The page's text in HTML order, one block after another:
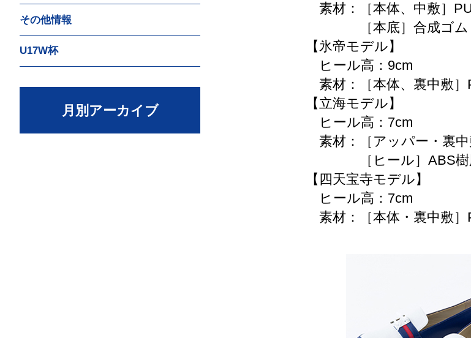
素材：［本体、中敷］PU100％
［本底］合成ゴム
【氷帝モデル】
ヒール高：9cm
素材：［本体、裏中敷］PU100
【立海モデル】
ヒール高：7cm
素材：［アッパー・裏中敷］
［ヒール］ABS樹脂［本
【四天宝寺モデル】
ヒール高：7cm
素材：［本体・裏中敷］PU100
その他情報
U17W杯
月別アーカイブ